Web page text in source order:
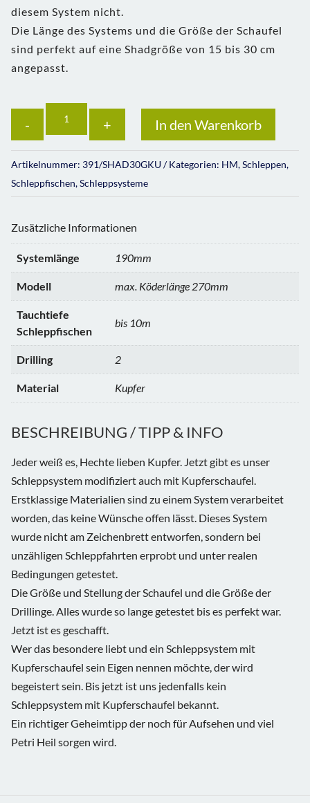
diesem System nicht.
Die Länge des Systems und die Größe der Schaufel
sind perfekt auf eine Shadgröße von 15 bis 30 cm
angepasst.
Anzahl
In den Warenkorb
Artikelnummer: 391/SHAD30GKU Kategorien: HM,Schleppen,
Schleppfischen,Schleppsysteme
Zusätzliche Informationen
Systemlänge 190mm
Modell max. Köderlänge 270mm
Tauchtiefe
Schleppfischen
bis 10m
Drilling 2
Material Kupfer
BESCHREIBUNG / TIPP & INFO
Jeder weiß es, Hechte lieben Kupfer. Jetzt gibt es unser
Schleppsystem modifiziert auch mit Kupferschaufel.
Erstklassige Materialien sind zu einem System verarbeitet
worden, das keine Wünsche offen lässt. Dieses System
wurde nicht am Zeichenbrett entworfen, sondern bei
unzähligen Schleppfahrten erprobt und unter realen
Bedingungen getestet.
Die Größe und Stellung der Schaufel und die Größe der
Drillinge. Alles wurde so lange getestet bis es perfekt war.
Jetzt ist es geschafft.
Wer das besondere liebt und ein Schleppsystem mit
Kupferschaufel sein Eigen nennen möchte, der wird
begeistert sein. Bis jetzt ist uns jedenfalls kein
Schleppsystem mit Kupferschaufel bekannt.
Ein richtiger Geheimtipp der noch für Aufsehen und viel
Petri Heil sorgen wird.